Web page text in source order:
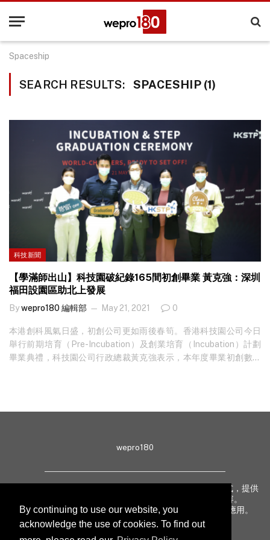
By continuing to use our website, you
acknowledge the use of cookies. To find out
Spaceship
SEARCH RESULTS: SPACESHIP (1)
科技新聞
【學滿師出山】科技園破紀錄165間初創畢業 黃克強：深圳
福田設園區助北上發展
Bywepro180 編輯部 May 21, 2021 0
本港創科風氣日盛，初創公司更如雨後春筍。香港科技園公司今日
舉行前期培育（Pre-Incubation）及創業培育（Incubation）計劃
畢業典禮，科技園公司行政總裁黃克強表示，本年度畢業初創數目
業務。 本年度畢業初創，包括在去年 4 月 1 日至本年 5 月 31 日期
31%，當中除了本地初創，亦有來自內地、英國、美國、印度、法
一，是在經濟下行的時候找出新的發展機會；又指初創要將創業概
念變成現實，之後將產品商業化，再達致業務增長，每個過程皆並
不容易，園方會依照初創在上述三大發展階段的需要提供支援。 培
育初創上一財年共籌 50 億…
wepro180
wepro180 由 IT 業界專家組成，以生動有趣、深入淺出方式，提供
最新 IT 動態、趨勢、技術、行業熱話、專題報導等內容。
致力提升亞太地區科技知識及網絡安全意識，促進新技術應用。